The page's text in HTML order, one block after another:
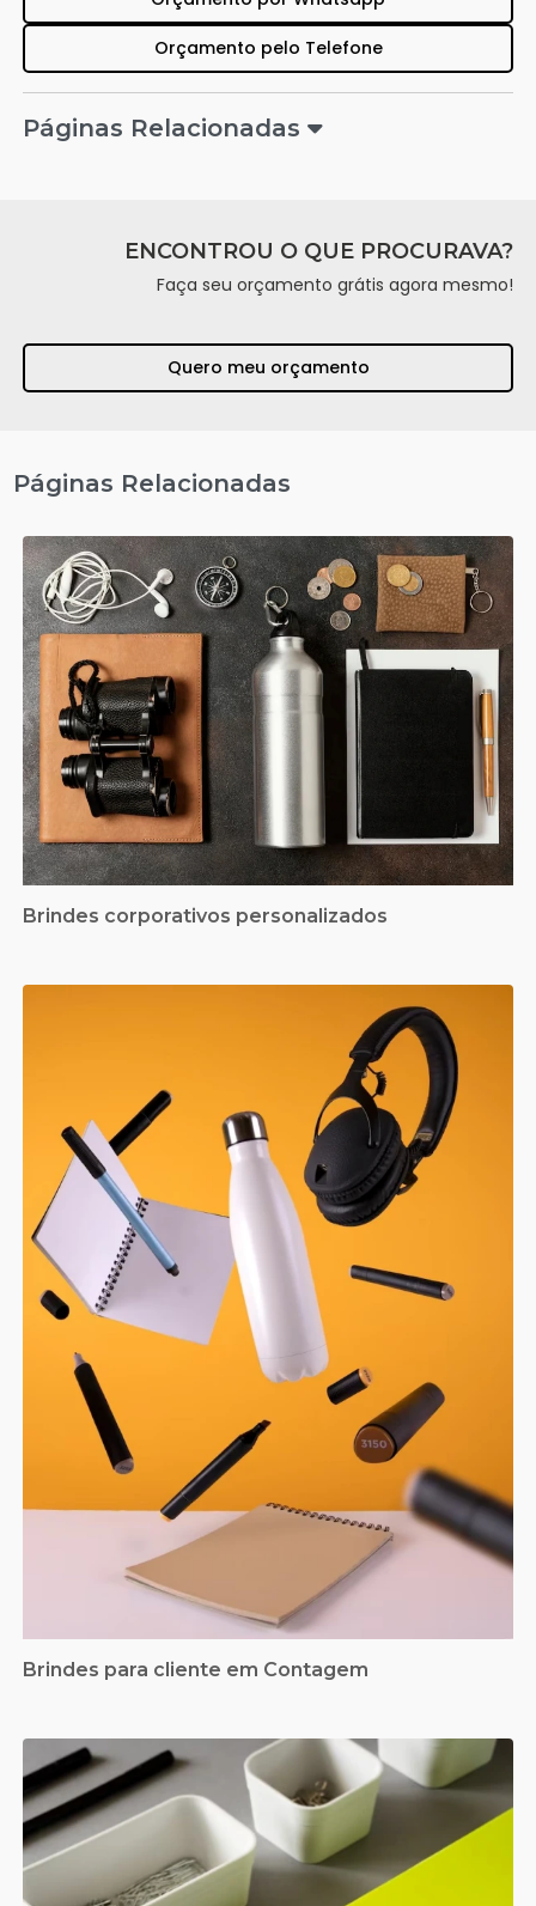
Orçamento pelo Telefone
Páginas Relacionadas
ENCONTROU O QUE PROCURAVA?
Faça seu orçamento grátis agora mesmo!
Quero meu orçamento
Páginas Relacionadas
Brindes corporativos personalizados
Brindes para cliente em Contagem